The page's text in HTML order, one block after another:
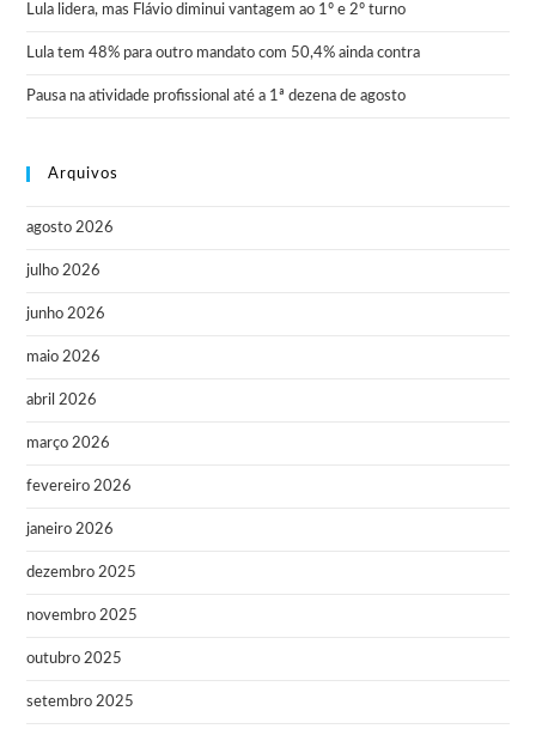
Lula lidera, mas Flávio diminui vantagem ao 1º e 2º turno
Lula tem 48% para outro mandato com 50,4% ainda contra
Pausa na atividade profissional até a 1ª dezena de agosto
Arquivos
agosto 2026
julho 2026
junho 2026
maio 2026
abril 2026
março 2026
fevereiro 2026
janeiro 2026
dezembro 2025
novembro 2025
outubro 2025
setembro 2025